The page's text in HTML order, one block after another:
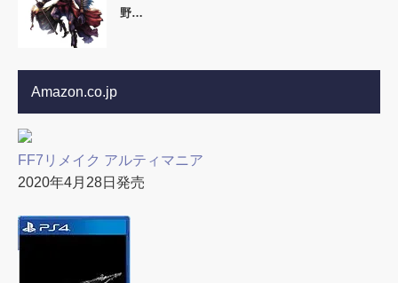
野…
Amazon.co.jp
FF7リメイク アルティマニア
2020年4月28日発売